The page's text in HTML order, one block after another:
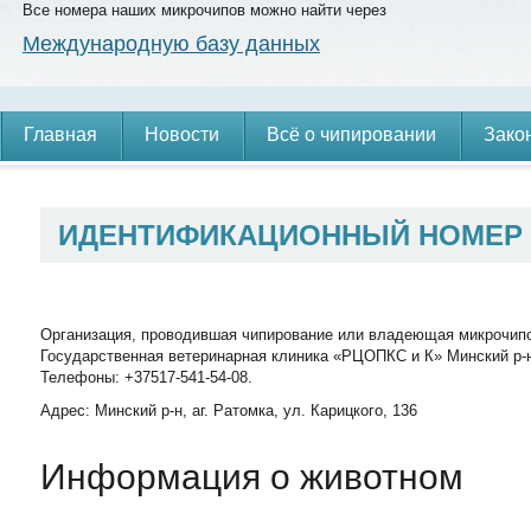
Все номера наших микрочипов можно найти через
Международную базу данных
Главная Новости Всё о чипировании
ИДЕНТИФИКАЦИОННЫЙ
Организация, проводившая чипирование или владеющая
Государственная ветеринарная клиника «РЦОПКС и К» Минский р-
Телефоны: +37517-541-54-08.
Адрес: Минский р-н, аг. Ратомка, ул. Карицкого, 136
Информация о животном